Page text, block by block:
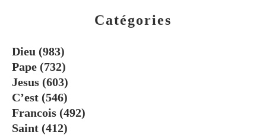
Catégories
Dieu (983)
Pape (732)
Jesus (603)
C’est (546)
Francois (492)
Saint (412)